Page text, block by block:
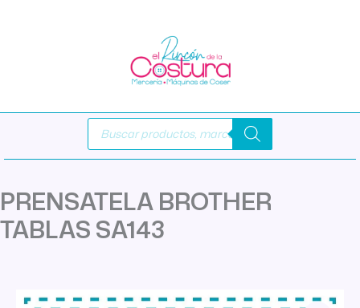
Búsqueda
productos
PRENSATELA BROTHER
TABLAS SA143